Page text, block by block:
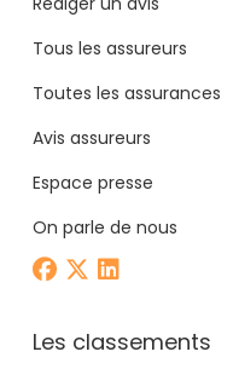
Tous les assureurs
Toutes les assurances
Avis assureurs
Espace presse
On parle de nous
Les classements